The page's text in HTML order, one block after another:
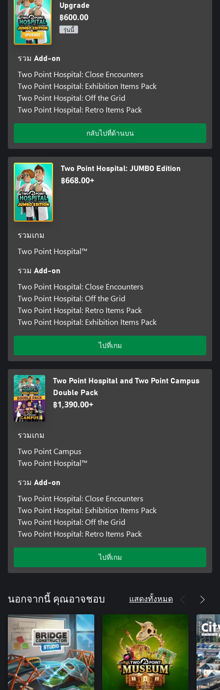
Two Point Hospital: JUMBO Edition Upgrade - More hospitals,
more cures, more fun!
Upgrade
฿600.00
รุ่นนี้
รวม Add-on
Two Point Hospital: Close Encounters
Two Point Hospital: Exhibition Items Pack
Two Point Hospital: Off the Grid
Two Point Hospital: Retro Items Pack
กลับไปที่ด้านบน
Two Point Hospital: JUMBO Edition
฿668.00+
รวมเกม
Two Point Hospital™
รวม Add-on
Two Point Hospital: Close Encounters
Two Point Hospital: Off the Grid
Two Point Hospital: Retro Items Pack
Two Point Hospital: Exhibition Items Pack
ไปที่เกม
Two Point Hospital and Two Point Campus
Double Pack
฿1,390.00+
รวมเกม
Two Point Campus
Two Point Hospital™
รวม Add-on
Two Point Hospital: Close Encounters
Two Point Hospital: Exhibition Items Pack
Two Point Hospital: Off the Grid
Two Point Hospital: Retro Items Pack
ไปที่เกม
นอกจากนี้ คุณอาจชอบ แสดงทั้งหมด